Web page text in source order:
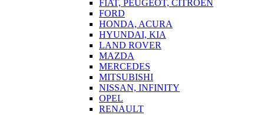
FIAT, PEUGEOT, CITROEN
FORD
HONDA, ACURA
HYUNDAI, KIA
LAND ROVER
MAZDA
MERCEDES
MITSUBISHI
NISSAN, INFINITY
OPEL
RENAULT